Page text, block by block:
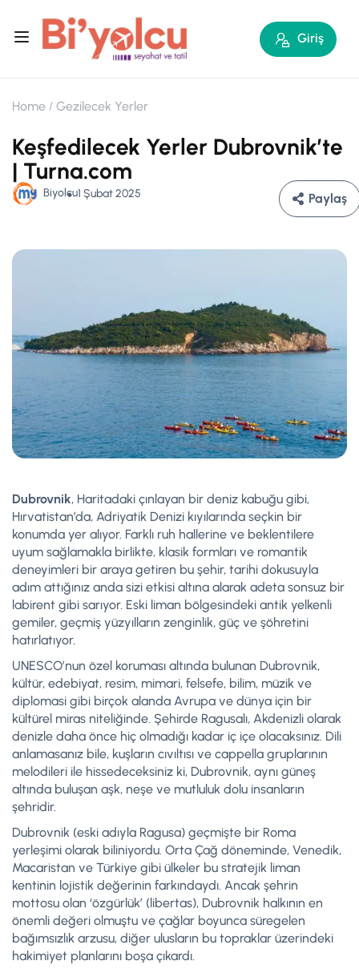
Giriş
Home Gezilecek Yerler
Keşfedilecek Yerler Dubrovnik’te
| Turna.com
Biyolcu1 Şubat 2025 Paylaş
Dubrovnik, Haritadaki çınlayan bir deniz kabuğu gibi,
Hırvatistan’da, Adriyatik Denizi kıyılarında seçkin bir
konumda yer alıyor. Farklı ruh hallerine ve beklentilere
uyum sağlamakla birlikte, klasik formları ve romantik
deneyimleri bir araya getiren bu şehir, tarihi dokusuyla
adım attığınız anda sizi etkisi altına alarak adeta sonsuz bir
labirent gibi sarıyor. Eski liman bölgesindeki antik yelkenli
gemiler, geçmiş yüzyılların zenginlik, güç ve şöhretini
hatırlatıyor.
UNESCO’nun özel koruması altında bulunan Dubrovnik,
kültür, edebiyat, resim, mimari, felsefe, bilim, müzik ve
diplomasi gibi birçok alanda Avrupa ve dünya için bir
kültürel miras niteliğinde. Şehirde Ragusalı, Akdenizli olarak
denizle daha önce hiç olmadığı kadar iç içe olacaksınız. Dili
anlamasanız bile, kuşların cıvıltısı ve cappella gruplarının
melodileri ile hissedeceksiniz ki, Dubrovnik, aynı güneş
altında buluşan aşk, neşe ve mutluluk dolu insanların
şehridir.
Dubrovnik (eski adıyla Ragusa) geçmişte bir Roma
yerleşimi olarak biliniyordu. Orta Çağ döneminde, Venedik,
Macaristan ve Türkiye gibi ülkeler bu stratejik liman
kentinin lojistik değerinin farkındaydı. Ancak şehrin
mottosu olan ‘özgürlük’ (libertas), Dubrovnik halkının en
önemli değeri olmuştu ve çağlar boyunca süregelen
bağımsızlık arzusu, diğer ulusların bu topraklar üzerindeki
hakimiyet planlarını boşa çıkardı.